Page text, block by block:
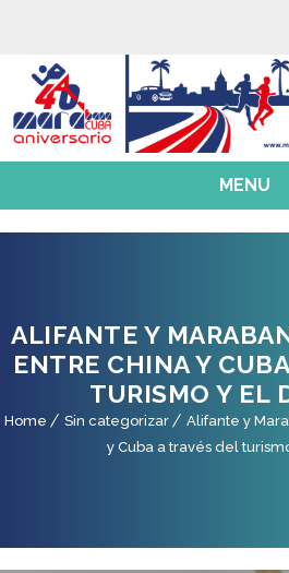
MENU
ALIFANTE Y
ENTRE CHINA Y
TURISMO Y EL
Home Sin categorizar
Alifante y
y Cuba a través del